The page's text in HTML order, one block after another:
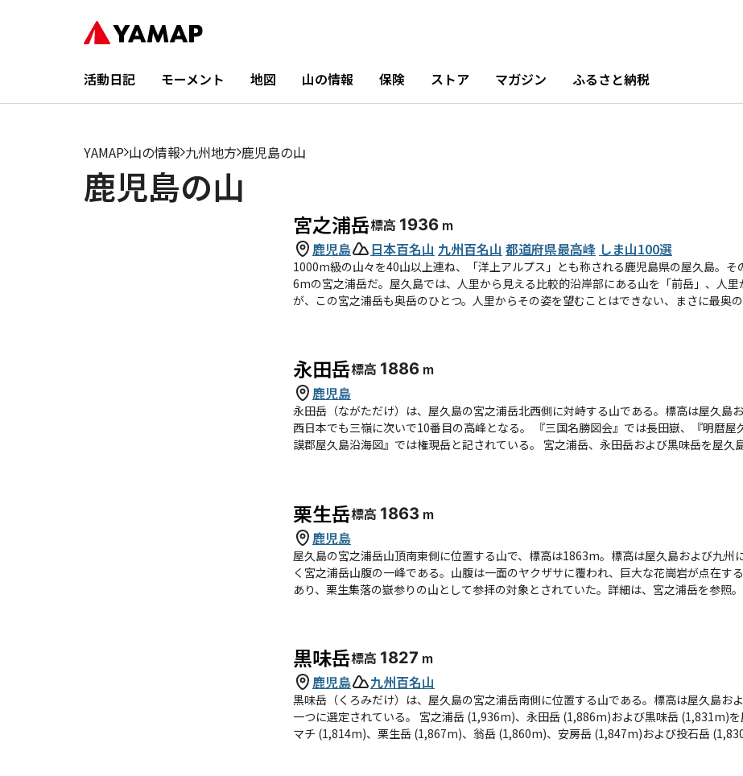
活動日記 モーメント 地図 山の情報 保険 ストア マガジン ふるさと納税
YAMAP 山の情報 九州地方 鹿児島の山
鹿児島の山
宮之浦岳標高 1936 m
鹿児島
日本百名山 九州百名山 都道府県最高峰 しま山100選
1000m級の山々を40山以上連ね、「洋上アルプス」とも称される鹿児島県の屋久島。
6mの宮之浦岳だ。屋久島では、人里から見える比較的沿岸部にある山を「前岳」、人
が、この宮之浦岳も奥岳のひとつ。人里からその姿を望むことはできない、まさに最奥
永田岳標高 1886 m
鹿児島
永田岳（ながただけ）は、屋久島の宮之浦岳北西側に対峙する山である。標高は屋久島
西日本でも三嶺に次いで10番目の高峰となる。 『三国名勝図会』では長田嶽、『明暦屋久島大絵図』では長田御嶽、伊能忠敬の『大隅国馭
謨郡屋久島沿海図』では権現岳と記されている。 宮之浦岳、永田岳および黒味岳を屋久島三山と呼ぶ。新日本百名山に選定されている。 宮
なす山々を「奥岳」と呼び、この奥岳は通常屋久島の海岸部の人里から望むことはでき
永田岳およびネマチを望むことのできる島一周の県道周辺としては唯一の場所である。
り、永田岳は古くから永田集落の岳参りの山として参拝の対象とされ、永田浜の砂が供
訪れた際にはすでに永田では岳参りが行われていたという。 海岸部の永田集落付近は杉の人工林、クワズイモおよびヘゴなど亜熱帯性植物
も見られるが、やや内陸部に入ると暖帯性の天然林となり、標高1,340mの姥ヶ岩屋付近
永田岳山頂は屏風を立てたような尾根を張り、斜面にはむき出しの花崗岩が散りばめら
経て焼野三叉路 (1,784m)に至り、永田岳への往復コースを取るルートが最もよく利用さ
より800m南側の県道沿い林道入口から大川林道に入り、原生自然環境保全地域を通る花
山頂に至るコースがあるが、登山道が荒れているため上級者向きである。 永田集落の永田橋を基点として横河渓谷（よっごけいこく）、餅
田橋登山口 (105m)、水取谷 (800m)、岳之辻 (1,210m)、姥ヶ岩屋 (1,340m)、左捲大
を経て山頂に至る永田歩道ルートが本来の岳参りの表参道であるが、長い山行を強いら
栗生岳標高 1863 m
鹿児島
屋久島の宮之浦岳山頂南東側に位置する山で、標高は1863m。標高は屋久島および九州
く宮之浦岳山腹の一峰である。山腹は一面のヤクザサに覆われ、巨大な花崗岩が点在す
あり、栗生集落の嶽参りの山として参拝の対象とされていた。詳細は、宮之浦岳を参
黒味岳標高 1827 m
鹿児島
九州百名山
黒味岳（くろみだけ）は、屋久島の宮之浦岳南側に位置する山である。標高は屋久島お
一つに選定されている。 宮之浦岳 (1,936m)、永田岳 (1,886m)および黒味岳 (1,831m)を屋久島三山と呼び屋久島の代表的な山とされ、ネ
マチ (1,814m)、栗生岳 (1,867m)、翁岳 (1,860m)、安房岳 (1,847m)および投石岳